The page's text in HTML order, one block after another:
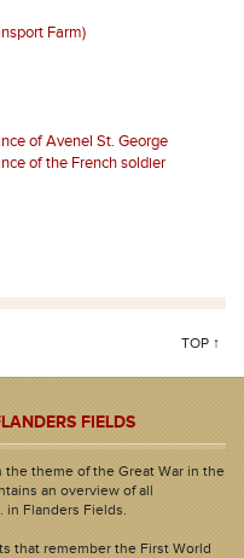
Farm)
of Avenel St. George
of the French soldier
TOP ↑
FIELDS
theme of the Great War in the
an overview of all
in Flanders Fields.
that remember the First World